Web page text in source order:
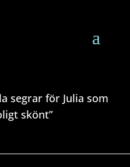
segrar för Julia som
skönt”